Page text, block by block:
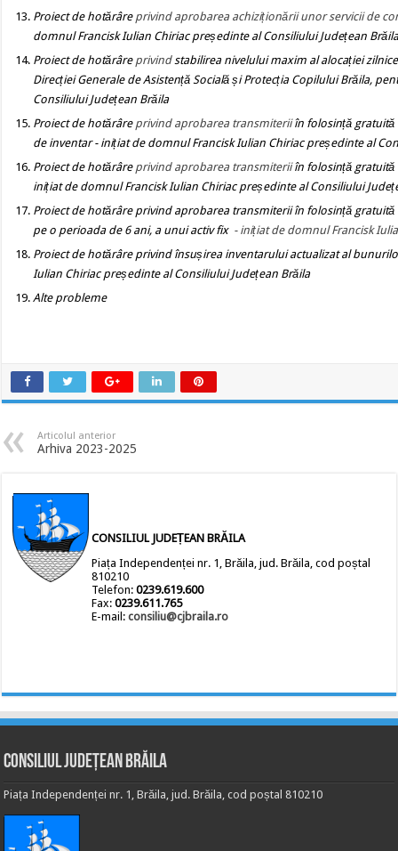
Proiect de hotărâre privind aprobarea achiziționării unor servicii de
domnul Francisk Iulian Chiriac președinte al Consiliului Județean
Proiect de hotărâre privindstabilirea nivelului maxim al alocației
Direcției Generale de Asistență Socială și Protecția Copilului Brăila,
Consiliului Județean Brăila
Proiect de hotărâre privind aprobarea transmiteriiîn folosință gratuită
de inventar-inițiat de domnul Francisk Iulian Chiriac președinte al
Proiect de hotărâre privind aprobarea transmiteriiîn folosință gratuită
inițiat de domnul Francisk Iulian Chiriac președinte al Consiliului
Proiect de hotărâre privind aprobarea transmiterii în folosință gratuită
pe o perioada de 6 ani, a unui activ fix - inițiat de domnul Francisk
Proiect de hotărâre privind însușirea inventarului actualizat al
Iulian Chiriac președinte al Consiliului Județean Brăila
Alte probleme
Articolul anterior
Arhiva 2023-2025
CONSILIUL JUDEȚEAN BRĂILA
Piața Independenței nr. 1, Brăila, jud. Brăila, cod poștal
810210
Telefon:0239.619.600
Fax:0239.611.765
E-mail:consiliu@cjbraila.ro
Consiliul Județean Brăila
Piața Independenței nr. 1, Brăila, jud. Brăila, cod poștal 810210